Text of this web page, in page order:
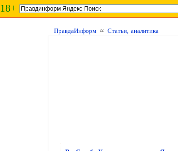
18+
ПравдаИнформ ≈ Статьи, аналитика